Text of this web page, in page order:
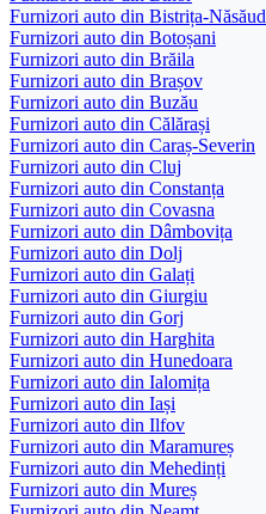
Furnizori auto din Bistrița-Năsăud
Furnizori auto din Botoșani
Furnizori auto din Brăila
Furnizori auto din Brașov
Furnizori auto din Buzău
Furnizori auto din Călărași
Furnizori auto din Caraș-Severin
Furnizori auto din Cluj
Furnizori auto din Constanța
Furnizori auto din Covasna
Furnizori auto din Dâmbovița
Furnizori auto din Dolj
Furnizori auto din Galați
Furnizori auto din Giurgiu
Furnizori auto din Gorj
Furnizori auto din Harghita
Furnizori auto din Hunedoara
Furnizori auto din Ialomița
Furnizori auto din Iași
Furnizori auto din Ilfov
Furnizori auto din Maramureș
Furnizori auto din Mehedinți
Furnizori auto din Mureș